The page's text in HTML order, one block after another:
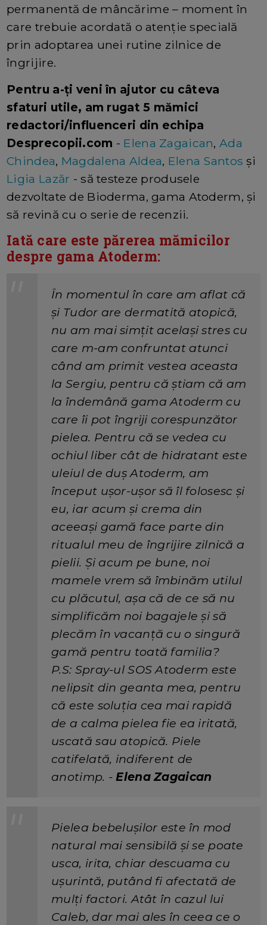
permanentă de mâncărime – moment în
care trebuie acordată o atenție specială
prin adoptarea unei rutine zilnice de
îngrijire.
Pentru a-ți veni în ajutor cu câteva
sfaturi utile, am rugat 5 mămici
redactori/influenceri din echipa
Desprecopii.com - Elena Zagaican,Ada
Chindea, Magdalena Aldea, Elena Santos și
Ligia Lazăr - să testeze produsele
dezvoltate de Bioderma, gama Atoderm, și
să revină cu o serie de recenzii.
Iată care este părerea mămicilor
despre gama Atoderm:
În momentul în care am aflat că
și Tudor are dermatită atopică,
nu am mai simțit același stres cu
care m-am confruntat atunci
când am primit vestea aceasta
la Sergiu, pentru că știam că am
la îndemână gama Atoderm cu
care îi pot îngriji corespunzător
pielea. Pentru că se vedea cu
ochiul liber cât de hidratant este
uleiul de duș Atoderm, am
început ușor-ușor să îl folosesc și
eu, iar acum și crema din
aceeași gamă face parte din
ritualul meu de îngrijire zilnică a
pielii. Și acum pe bune, noi
mamele vrem să îmbinăm utilul
cu plăcutul, așa că de ce să nu
simplificăm noi bagajele și să
plecăm în vacanță cu o singură
gamă pentru toată familia?
P.S: Spray-ul SOS Atoderm este
nelipsit din geanta mea, pentru
că este soluția cea mai rapidă
de a calma pielea fie ea iritată,
uscată sau atopică. Piele
catifelată, indiferent de
anotimp. -Elena Zagaican
Pielea bebelușilor este în mod
natural mai sensibilă și se poate
usca, irita, chiar descuama cu
ușurintă, putând fi afectată de
mulți factori. Atât în cazul lui
Caleb, dar mai ales în ceea ce o